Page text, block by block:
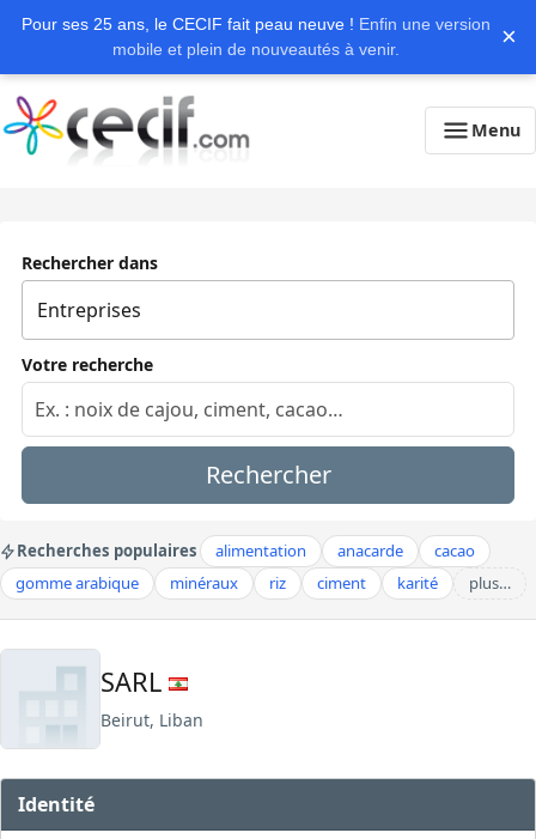
Pour ses 25 ans, le CECIF fait peau neuve ! Enfin une version
mobile et plein de nouveautés à venir.
×
Menu
Rechercher dans
Votre recherche
Rechercher
Recherches populaires alimentation anacarde
cacao
gomme arabique
minéraux riz ciment karité plus…
SARL
Beirut, Liban
Identité